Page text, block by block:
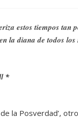
estos tiempos
la diana de todos los
*
la Posverdad’,